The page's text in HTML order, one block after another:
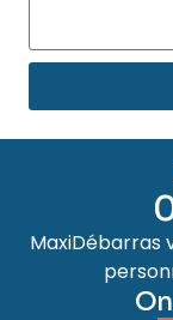
MaxiDébarras